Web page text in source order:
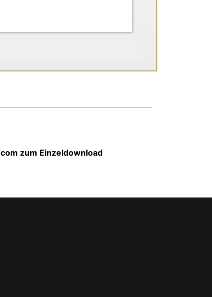
zum Einzeldownload